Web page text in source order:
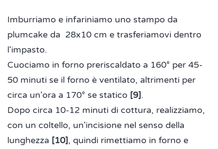
Imburriamo e infariniamo uno stampo da
plumcake da 28x10 cm e trasferiamovi dentro
l'impasto.
Cuociamo in forno preriscaldato a 160° per 45-
50 minuti se il forno è ventilato, altrimenti per
circa un'ora a 170° se statico [9].
Dopo circa 10-12 minuti di cottura, realizziamo,
con un coltello, un'incisione nel senso della
lunghezza [10], quindi rimettiamo in forno e